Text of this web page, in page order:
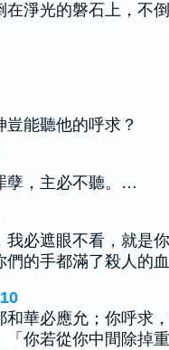
在淨光的磐石上，不
豈能聽他的呼求？
孽，主必不聽。…
我必遮眼不看，就是
的手都滿了殺人的血
華必應允；你呼求，
「你若從你中間除掉